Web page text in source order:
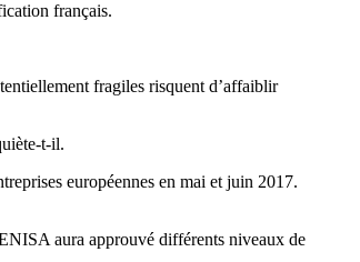
français.
fragiles risquent d’affaiblir
t-il.
européennes en mai et juin 2017.
aura approuvé différents niveaux de